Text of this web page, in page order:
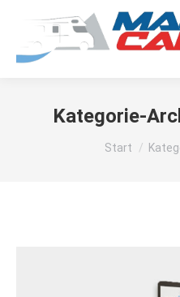
Kategorie-
Sie befinden
Start